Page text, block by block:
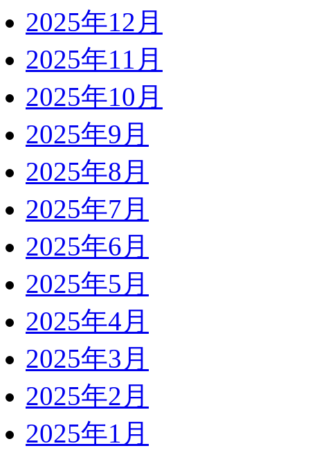
2025年12月
2025年11月
2025年10月
2025年9月
2025年8月
2025年7月
2025年6月
2025年5月
2025年4月
2025年3月
2025年2月
2025年1月